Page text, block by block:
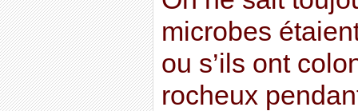
microbes
ou s’ils ont
rocheux